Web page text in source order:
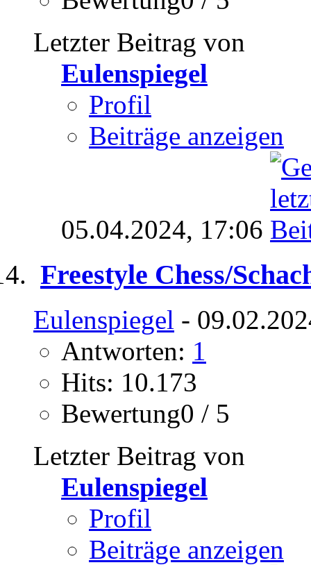
Letzter Beitrag von
Eulenspiegel
Profil
Beiträge anzeigen
05.04.2024, 17:06
Freestyle Chess/
Eulenspiegel -
Antworten: 1
Hits: 10.173
Bewertung0 / 5
Letzter Beitrag von
Eulenspiegel
Profil
Beiträge anzeigen